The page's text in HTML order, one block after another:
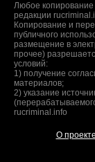
Любое копирование
редакции
Копирование и
публичного
размещение в
прочее)
условий:
1) получение
материалов;
2) указание
rucriminal.info
О проекте